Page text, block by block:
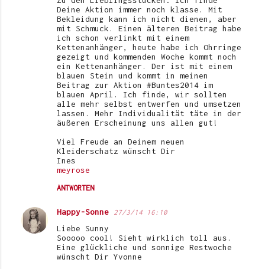
Deine Aktion immer noch klasse. Mit
Bekleidung kann ich nicht dienen, aber
mit Schmuck. Einen älteren Beitrag habe
ich schon verlinkt mit einem
Kettenanhänger, heute habe ich Ohrringe
gezeigt und kommenden Woche kommt noch
ein Kettenanhänger. Der ist mit einem
blauen Stein und kommt in meinen
Beitrag zur Aktion #Buntes2014 im
blauen April. Ich finde, wir sollten
alle mehr selbst entwerfen und umsetzen
lassen. Mehr Individualität täte in der
äußeren Erscheinung uns allen gut!
Viel Freude an Deinem neuen
Kleiderschatz wünscht Dir
Ines
meyrose
ANTWORTEN
Happy-Sonne 27/3/14 16:10
Liebe Sunny
Sooooo cool! Sieht wirklich toll aus.
Eine glückliche und sonnige Restwoche
wünscht Dir Yvonne